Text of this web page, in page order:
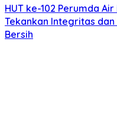
HUT ke-102 Perumda
Tekankan Integritas
Bersih